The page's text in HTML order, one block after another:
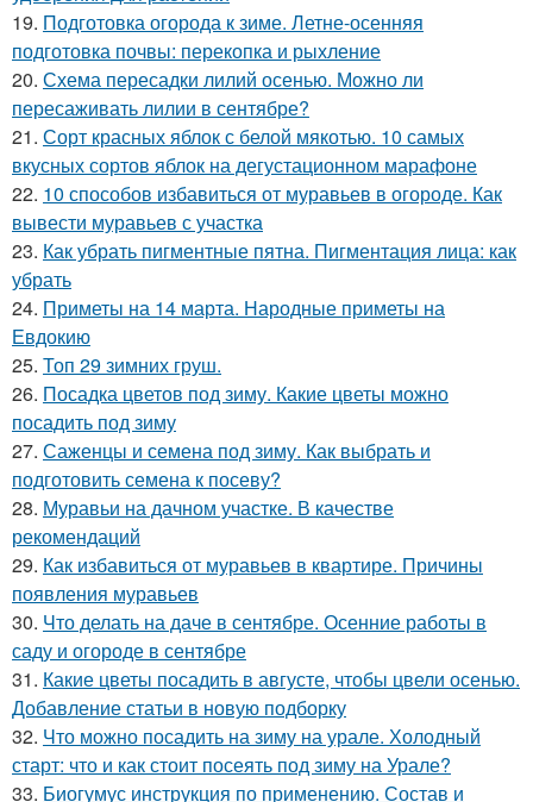
19. Подготовка огорода к зиме. Летне-осенняя
подготовка почвы: перекопка и рыхление
20. Схема пересадки лилий осенью. Можно ли
пересаживать лилии в сентябре?
21. Сорт красных яблок с белой мякотью. 10 самых
вкусных сортов яблок на дегустационном марафоне
22. 10 способов избавиться от муравьев в огороде. Как
вывести муравьев с участка
23. Как убрать пигментные пятна. Пигментация лица: как
убрать
24. Приметы на 14 марта. Народные приметы на
Евдокию
25. Топ 29 зимних груш.
26. Посадка цветов под зиму. Какие цветы можно
посадить под зиму
27. Саженцы и семена под зиму. Как выбрать и
подготовить семена к посеву?
28. Муравьи на дачном участке. В качестве
рекомендаций
29. Как избавиться от муравьев в квартире. Причины
появления муравьев
30. Что делать на даче в сентябре. Осенние работы в
саду и огороде в сентябре
31. Какие цветы посадить в августе, чтобы цвели осенью.
Добавление статьи в новую подборку
32. Что можно посадить на зиму на урале. Холодный
старт: что и как стоит посеять под зиму на Урале?
33. Биогумус инструкция по применению. Состав и